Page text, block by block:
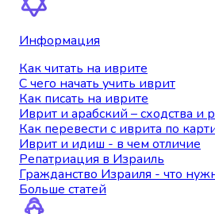
Информация
Как читать на иврите
С чего начать учить иврит
Как писать на иврите
Иврит и арабский – сходства и
Как перевести с иврита по
Иврит и идиш - в чем отличие
Репатриация в Израиль
Гражданство Израиля - что
Больше статей